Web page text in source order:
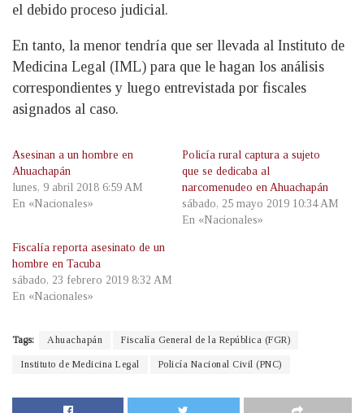
el debido proceso judicial.
En tanto, la menor tendría que ser llevada al Instituto de
Medicina Legal (IML) para que le hagan los análisis
correspondientes y luego entrevistada por fiscales
asignados al caso.
Asesinan a un hombre en
Ahuachapán
lunes, 9 abril 2018 6:59 AM
En «Nacionales»
Policía rural captura a sujeto
que se dedicaba al
narcomenudeo en Ahuachapán
sábado, 25 mayo 2019 10:34 AM
En «Nacionales»
Fiscalía reporta asesinato de un
hombre en Tacuba
sábado, 23 febrero 2019 8:32 AM
En «Nacionales»
Tags: Ahuachapán Fiscalía General de la República (FGR)
Instituto de Medicina Legal Policía Nacional Civil (PNC)